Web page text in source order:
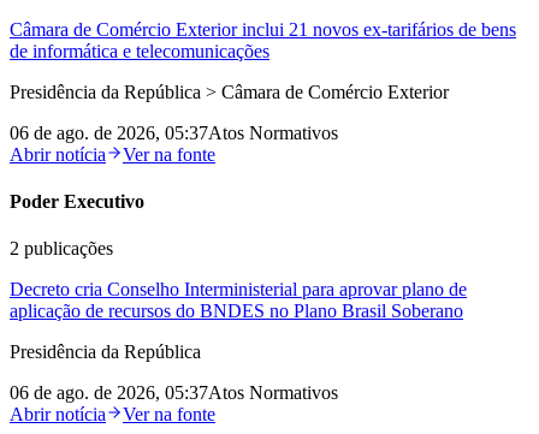
Câmara de Comércio Exterior inclui 21 novos ex-tarifários de bens
de informática e telecomunicações
Presidência da República > Câmara de Comércio Exterior
06 de ago. de 2026, 05:37Atos Normativos
Abrir notícia
Ver na fonte
Poder Executivo
2 publicações
Decreto cria Conselho Interministerial para aprovar plano de
aplicação de recursos do BNDES no Plano Brasil Soberano
Presidência da República
06 de ago. de 2026, 05:37Atos Normativos
Abrir notícia
Ver na fonte